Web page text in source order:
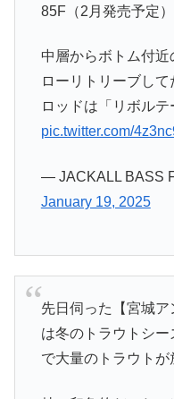
85F（2月発売予定
中層からボトム付
ローリトリーブして
ロッドは「リボルテ
pic.twitter.com/
— JACKALL BASS
January 19, 2025
先日伺った【宮城
は冬のトラウトシ
で大量のトラウトが